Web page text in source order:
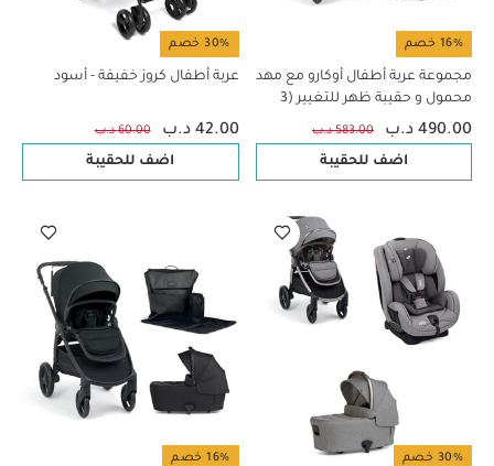
16% خصم
مجموعة عربة أطفال أوكارو مع مهد
محمول و حقيبة ظهر للتغيير (3
قطع) باللون إكليبس
490.00 د.ب 583.00 د.ب
اضف للحقيبة
30% خصم
عربة أطفال كروز خفيفة - أسود
42.00 د.ب 60.00 د.ب
اضف للحقيبة
30% خصم 16% خصم